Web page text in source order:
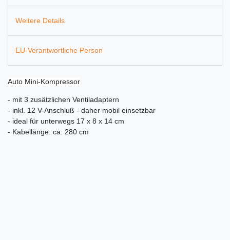
Weitere Details
EU-Verantwortliche Person
Auto Mini-Kompressor
- mit 3 zusätzlichen Ventiladaptern
- inkl. 12 V-Anschluß - daher mobil einsetzbar
- ideal für unterwegs 17 x 8 x 14 cm
- Kabellänge: ca. 280 cm